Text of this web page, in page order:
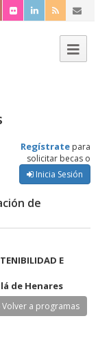
Regístrate para
solicitar becas o
Inicia Sesión
de
E
de Henares
Volver a programas